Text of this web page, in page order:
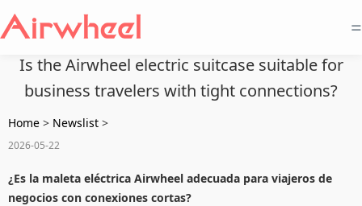
=
Is the Airwheel electric suitcase suitable for
business travelers with tight connections?
Home > Newslist >
2026-05-22
¿Es la maleta eléctrica Airwheel adecuada para viajeros de
negocios con conexiones cortas?